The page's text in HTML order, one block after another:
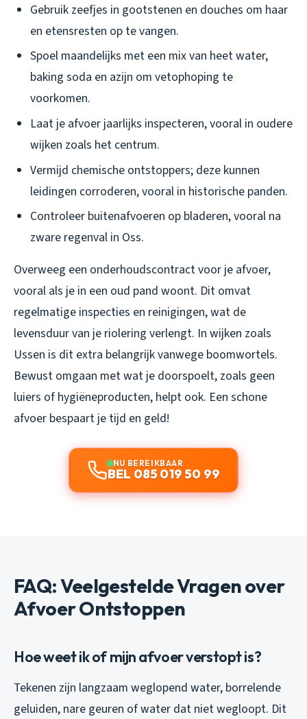
Gebruik zeefjes in gootstenen en douches om haar
en etensresten op te vangen.
Spoel maandelijks met een mix van heet water,
baking soda en azijn om vetophoping te
voorkomen.
Laat je afvoer jaarlijks inspecteren, vooral in oudere
wijken zoals het centrum.
Vermijd chemische ontstoppers; deze kunnen
leidingen corroderen, vooral in historische panden.
Controleer buitenafvoeren op bladeren, vooral na
zware regenval in Oss.
Overweeg een onderhoudscontract voor je afvoer,
vooral als je in een oud pand woont. Dit omvat
regelmatige inspecties en reinigingen, wat de
levensduur van je riolering verlengt. In wijken zoals
Ussen is dit extra belangrijk vanwege boomwortels.
Bewust omgaan met wat je doorspoelt, zoals geen
luiers of hygiëneproducten, helpt ook. Een schone
afvoer bespaart je tijd en geld!
NU BEREIKBAAR
BEL 085 019 50 99
FAQ: Veelgestelde Vragen over
Afvoer Ontstoppen
Hoe weet ik of mijn afvoer verstopt is?
Tekenen zijn langzaam weglopend water, borrelende
geluiden, nare geuren of water dat niet wegloopt. Dit